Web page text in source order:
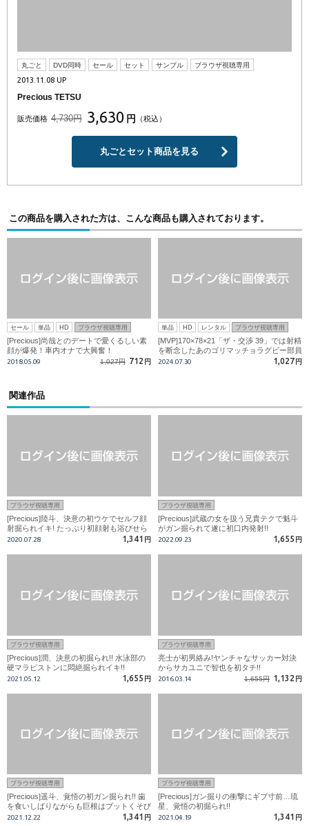
丸ごと DVD同時 セール セット サンプル ブラウザ視聴専用
2013.11.08 UP
Precious TETSU
販売価格 4,730円 3,630 円 （税込）
丸ごとセット商品を見る
この商品を購入された方は、こんな商品も購入されております。
セール 単品 HD ブラウザ視聴専用
[Precious]尚哉とのデートで愛くるしい素
顔が爆発！車内オナで大興奮！
2018.05.09 1,027円 712 円
単品 HD レンタル ブラウザ視聴専用
[MVP]170×78×21「ザ・交渉 39」では射精
を断念したあのゴリマッチョラグビー部員
が遂に雄エロ堕ち!
2024.07.30 1,027 円
関連作品
ブラウザ視聴専用
[Precious]陸斗、決意の初ウケでセルフ顔
射掘られイキ! たっぷり初顔射も浴びせら
れ…!!
2020.07.28 1,341 円
ブラウザ視聴専用
[Precious]武蔵の女を扱う兄貴テクで魁斗
がガン掘られて遂に初口内発射!!
2022.09.23 1,655 円
ブラウザ視聴専用
[Precious]潤、決意の初掘られ!! 水泳部の
硬マラピストンに悶絶掘られイキ!!
2021.05.12 1,655 円
ブラウザ視聴専用
亮士が初男絡み!ヤンチャなサッカー対決
からサカユニで智也を初タチ!!
2016.03.14 1,655円 1,132 円
ブラウザ視聴専用
[Precious]遥斗、覚悟の初ガン掘られ!! 歯
を食いしばりながらも巨根はブットくそび
え勃ち…!!
2021.12.22 1,341 円
ブラウザ視聴専用
[Precious]ガン掘りの衝撃にギブ寸前…琉
星、覚悟の初掘られ!!
2021.04.19 1,341 円